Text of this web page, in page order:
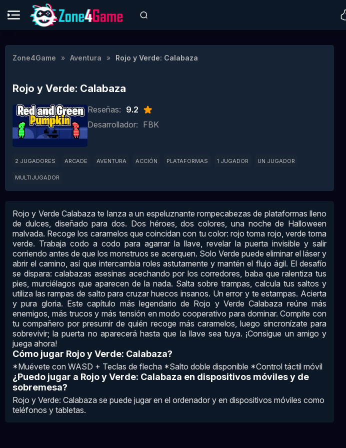
Zone4Game Aventura Rojo y Verde: Calabaza
Rojo y Verde: Calabaza
Reseñas: 9.2
Desarrollador: FBK
2 JUGADORES ARCADE AVENTURA ACCIÓN PLATAFORMAS 1 JUGADOR UN JUGADOR
MULTIJUGADOR
Rojo y Verde Calabaza te lanza a un espeluznante rompecabezas de plataformas lleno
de dulces, diseñado para dos. Dos héroes, dos colores, una noche de Halloween
malvada. Recoge los caramelos que coincidan con tu color: rojo toma rojo, verde toma
verde. Trabaja codo a codo para agarrar la llave, revelar la puerta invisible y salir
corriendo antes de que los monstruos se acerquen. Solo Verde puede eliminar el láser y
abrir el camino, así que intercambia roles astutamente y mantén el flujo ágil. El desafío
se dispara: calabazas asesinas acechando por los corredores, baba que ralentiza tus
pies, murciélagos que aparecen de la nada. Salta sobre trampas, calcula tus saltos y
utiliza las rampas de salto para cruzar huecos insanos. Un error y te estampas. Acierta
y pura gloria. Este capítulo más legendario de Rojo y Verde Calabaza reúne más
enemigos, más trucos y más tensión en modo cooperativo para dominar. Compite con
tu compañero por presumir de quién recoge más caramelos, luego sincronízate para
sobrevivir; la puerta no aparecerá hasta que la llave sea tuya. ¡Consigue un amigo y
juega ahora!
Cómo jugar Rojo y Verde: Calabaza?
*Muévete con WASD + Teclas de flecha *Salto doble disponible *Control táctil móvil
¿Puedo jugar a Rojo y Verde: Calabaza en dispositivos móviles y de
sobremesa?
Rojo y Verde: Calabaza se puede jugar en el ordenador y en dispositivos móviles como
teléfonos y tabletas.